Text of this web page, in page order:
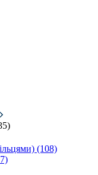
(108)